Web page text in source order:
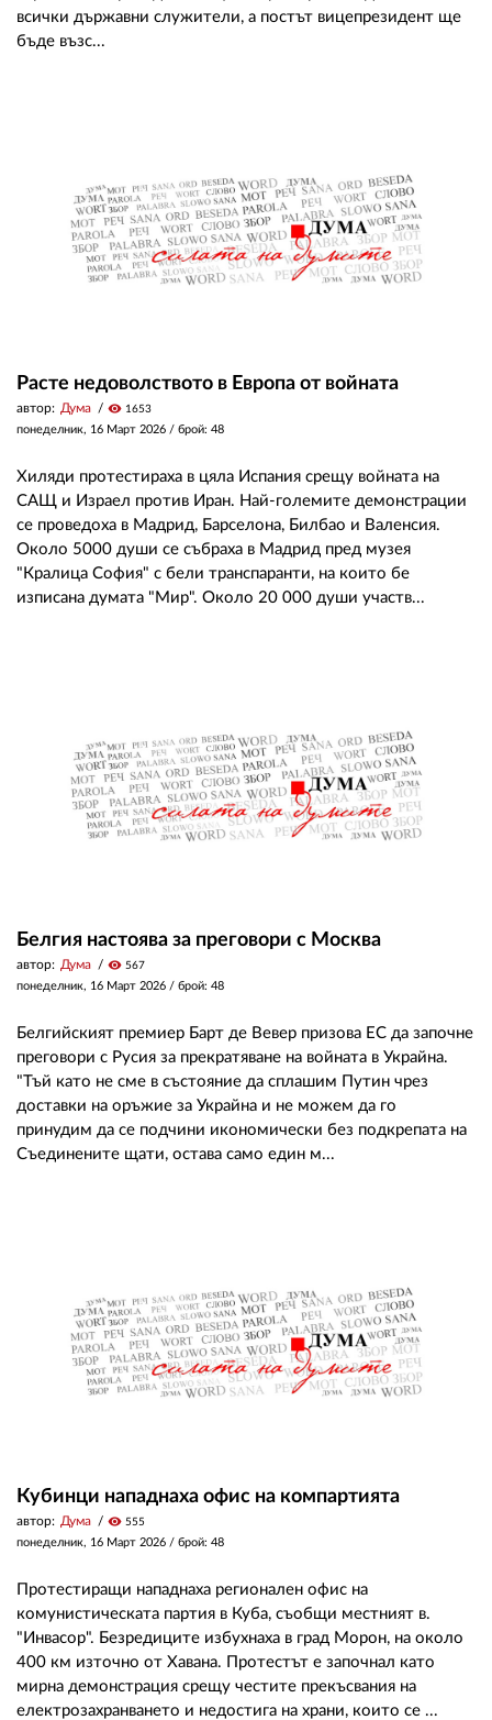
всички държавни служители, а постът вицепрезидент ще
бъде възс...
Расте недоволството в Европа от войната
автор: Дума visibility 1653
понеделник, 16 Март 2026 / брой: 48
Хиляди протестираха в цяла Испания срещу войната на
САЩ и Израел против Иран. Най-големите демонстрации
се проведоха в Мадрид, Барселона, Билбао и Валенсия.
Около 5000 души се събраха в Мадрид пред музея
"Кралица София" с бели транспаранти, на които бе
изписана думата "Мир". Около 20 000 души участв...
Белгия настоява за преговори с Москва
автор: Дума visibility 567
понеделник, 16 Март 2026 / брой: 48
Белгийският премиер Барт де Вевер призова ЕС да започне
преговори с Русия за прекратяване на войната в Украйна.
"Тъй като не сме в състояние да сплашим Путин чрез
доставки на оръжие за Украйна и не можем да го
принудим да се подчини икономически без подкрепата на
Съединените щати, остава само един м...
Кубинци нападнаха офис на компартията
автор: Дума visibility 555
понеделник, 16 Март 2026 / брой: 48
Протестиращи нападнаха регионален офис на
комунистическата партия в Куба, съобщи местният в.
"Инвасор". Безредиците избухнаха в град Морон, на около
400 км източно от Хавана. Протестът е започнал като
мирна демонстрация срещу честите прекъсвания на
електрозахранването и недостига на храни, които се ...